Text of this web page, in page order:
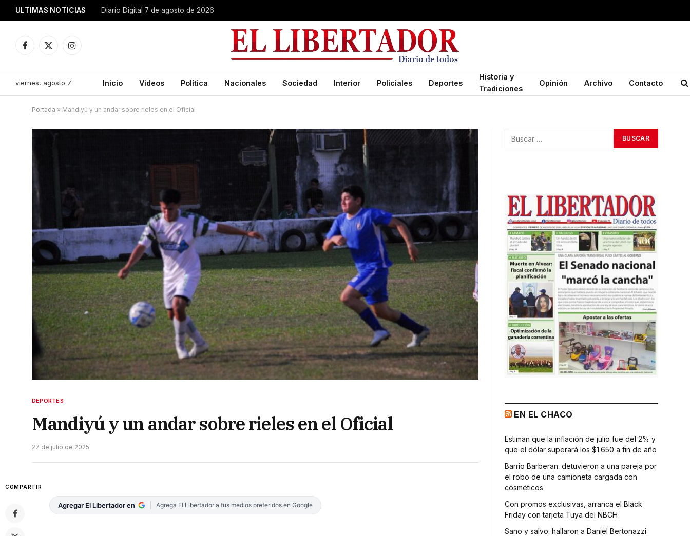
ULTIMAS NOTICIAS Diario Digital 7 de agosto de 2026
Facebook
X
Instagram
viernes, agosto 7 Inicio Videos Política Nacionales Sociedad Interior Policiales Deportes
Historia y
Tradiciones
Opinión Archivo Contacto
Portada » Mandiyú y un andar sobre rieles en el Oficial
DEPORTES
Mandiyú y un andar sobre rieles en el Oficial
27 de julio de 2025
COMPARTIR
Agregar El Libertador en Agrega El Libertador a tus medios preferidos en Google
EN EL CHACO
Estiman que la inflación de julio fue del 2% y
que el dólar superará los $1.650 a fin de año
Barrio Barberan: detuvieron a una pareja por
el robo de una camioneta cargada con
cosméticos
Con promos exclusivas, arranca el Black
Friday con tarjeta Tuya del NBCH
Sano y salvo: hallaron a Daniel Bertonazzi